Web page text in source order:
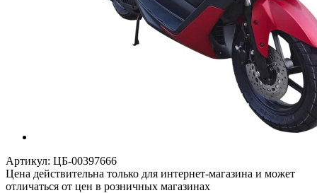
Артикул: ЦБ-00397666
Цена действительна только для интернет-магазина и может
отличаться от цен в розничных магазинах